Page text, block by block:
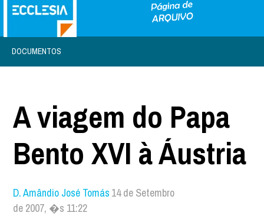
DOCUMENTOS
A viagem do Papa
Bento XVI à Áustria
D. Amândio José Tomás 14 de Setembro
de 2007, �s 11:22